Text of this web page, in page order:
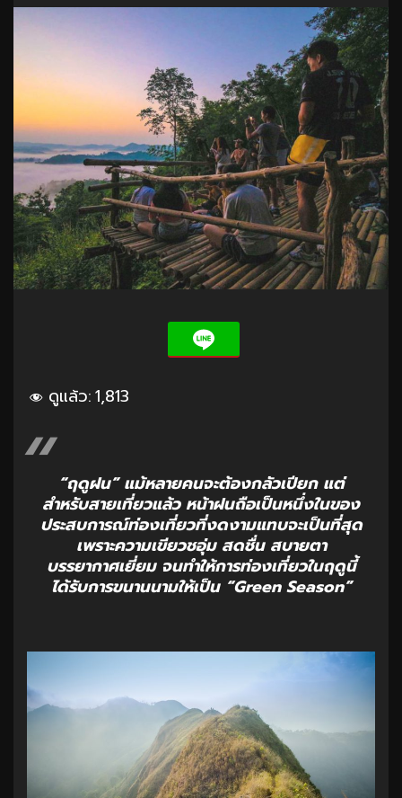
ดูแล้ว:1,813
“ฤดูฝน” แม้หลายคนจะต้องกลัวเปียก แต่
สำหรับสายเที่ยวแล้ว หน้าฝนถือเป็นหนึ่งในของ
ประสบการณ์ท่องเที่ยวที่งดงามแทบจะเป็นที่สุด
เพราะความเขียวชอุ่ม สดชื่น สบายตา
บรรยากาศเยี่ยม จนทำให้การท่องเที่ยวในฤดูนี้
ได้รับการขนานนามให้เป็น “Green Season”